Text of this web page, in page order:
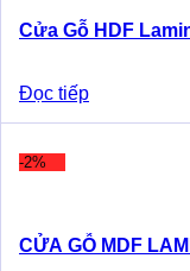
Cửa Gỗ HDF
Đọc tiếp
-2%
CỬA GỖ MDF